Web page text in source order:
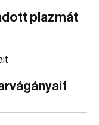
plazmát